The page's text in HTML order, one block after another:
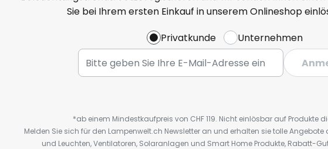
Sie bei Ihrem ersten Einkauf in unserem Onlineshop
Privatkunde
Unternehmen
*ab einem Mindestkaufpreis von CHF 119. Nicht einlösbar auf Produkte
Melden Sie sich für den Lampenwelt.ch Newsletter an und erhalten sie tolle
und Leuchten, Ventilatoren, Solaranlagen und Smart Home Produkte, Rabatt-